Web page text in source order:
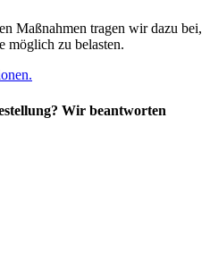
Maßnahmen tragen wir dazu bei,
zu belasten.
Wir beantworten